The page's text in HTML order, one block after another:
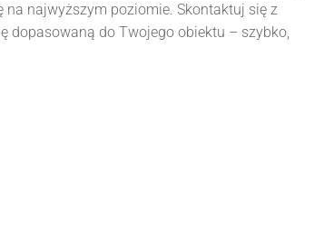
na najwyższym poziomie. Skontaktuj się z
dopasowaną do Twojego obiektu – szybko,